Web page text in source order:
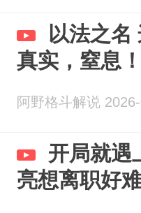
以法之名
真实，窒息
阿野格斗解说
开局就遇
亮想离职好